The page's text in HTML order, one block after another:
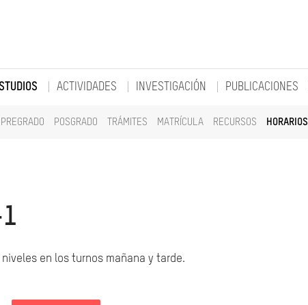
PREGRADO POSGRADO TRÁMITES MATRÍCULA RECURSOS HORARIOS
ACTIVIDADES INVESTIGACIÓN PUBLICACIONES
en los turnos mañana y tarde.